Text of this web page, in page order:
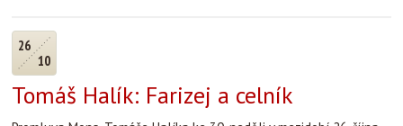
26
10
Tomáš Halík: Farizej a celník